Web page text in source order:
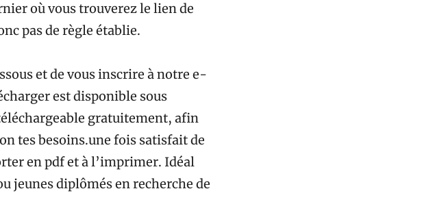
où vous trouverez le lien de
pas de règle établie.
et de vous inscrire à notre e-
est disponible sous
gratuitement, afin
tes besoins.une fois satisfait de
en pdf et à l’imprimer. Idéal
jeunes diplômés en recherche de